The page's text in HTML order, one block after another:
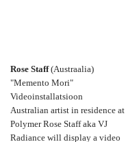
Rose Staff(Austraalia)
"Memento Mori"
Videoinstallatsioon
Australian artist in residence at
Polymer Rose Staff aka VJ
Radiance will display a video